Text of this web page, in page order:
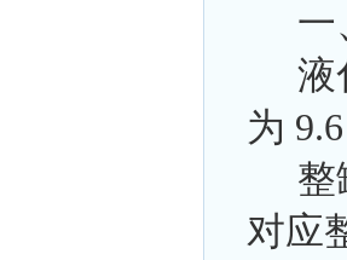
一
液
为 9.6
整
对应